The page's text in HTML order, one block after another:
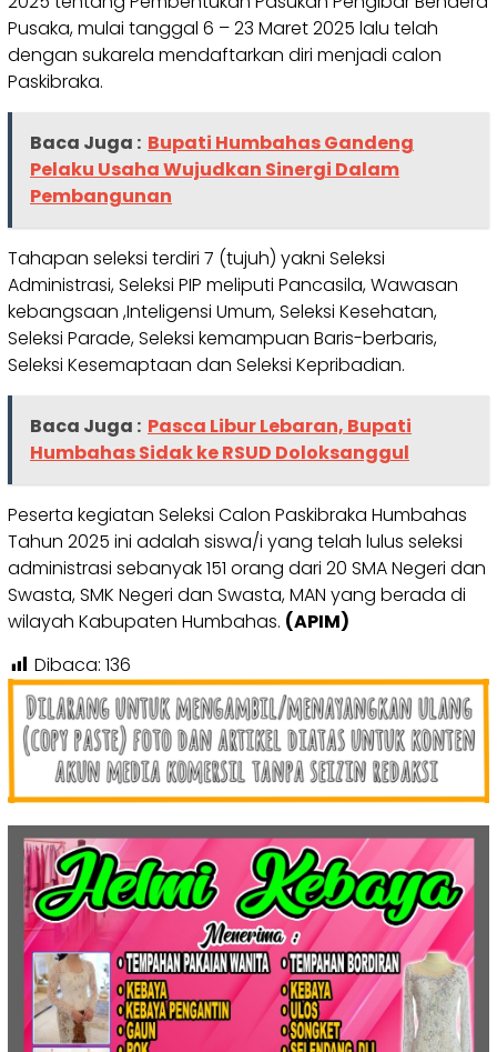
Pusaka, mulai tanggal 6 – 23 Maret 2025 lalu telah
dengan sukarela mendaftarkan diri menjadi calon
Paskibraka.
Baca Juga : Bupati Humbahas Gandeng
Pelaku Usaha Wujudkan Sinergi Dalam
Pembangunan
Tahapan seleksi terdiri 7 (tujuh) yakni Seleksi
Administrasi, Seleksi PIP meliputi Pancasila, Wawasan
kebangsaan ,Inteligensi Umum, Seleksi Kesehatan,
Seleksi Parade, Seleksi kemampuan Baris-berbaris,
Seleksi Kesemaptaan dan Seleksi Kepribadian.
Baca Juga : Pasca Libur Lebaran, Bupati
Humbahas Sidak ke RSUD Doloksanggul
Peserta kegiatan Seleksi Calon Paskibraka Humbahas
Tahun 2025 ini adalah siswa/i yang telah lulus seleksi
administrasi sebanyak 151 orang dari 20 SMA Negeri dan
Swasta, SMK Negeri dan Swasta, MAN yang berada di
wilayah Kabupaten Humbahas. (APIM)
Dibaca: 136